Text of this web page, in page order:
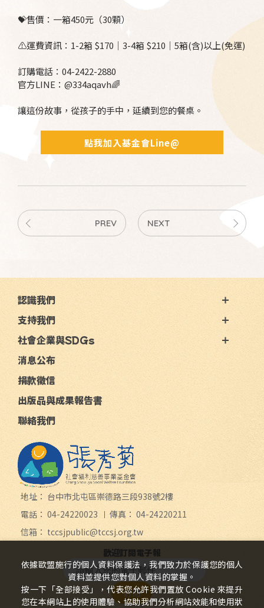
💝售價：一箱450元（30顆）
⚠️運費資訊：1-2箱 $170｜3-4箱 $210｜5箱(含)以上(免運)
訂購電話：04-2422-2880
官方LINE：@334aqavh🌈
讓這份故事，從孩子的手中，延續到您的餐桌。
點我加入基金會Line@
PREV NEXT
地址： 台中市北屯區崇德路三段938號2樓
電話： 04-24220023 傳真： 04-24220211
信箱： tccsjpublic@tccsj.org.tw
歡迎訂閱電子報
訂閱
認識我們
支持我們
社會企業與SDGs
消息公布
捐款徵信
出版品與成果報告書
聯絡我們
依據歐盟施行的個人資料保護法，我們致力於保護您的個人
資料並提供您對個人資料的掌握。
按一下「全部接受」，代表您允許我們置放 Cookie 來提升
您在本網站上的使用體驗、協助我們分析網站效能和使用狀